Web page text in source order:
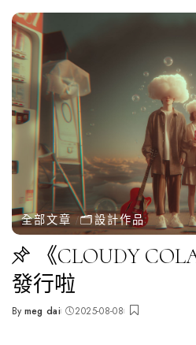
全部文章 🗂️設計作品
《CLOUDY
發行啦
Posted
By meg dai 2025-08-08